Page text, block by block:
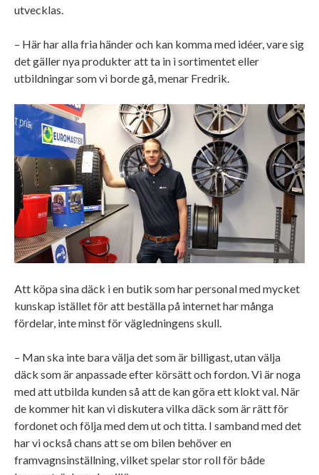
utvecklas.
– Här har alla fria händer och kan komma med idéer, vare sig
det gäller nya produkter att ta in i sortimentet eller
utbildningar som vi borde gå, menar Fredrik.
Att köpa sina däck i en butik som har personal med mycket
kunskap istället för att beställa på internet har många
fördelar, inte minst för vägledningens skull.
– Man ska inte bara välja det som är billigast, utan välja
däck som är anpassade efter körsätt och fordon. Vi är noga
med att utbilda kunden så att de kan göra ett klokt val. När
de kommer hit kan vi diskutera vilka däck som är rätt för
fordonet och följa med dem ut och titta. I samband med det
har vi också chans att se om bilen behöver en
framvagnsinställning, vilket spelar stor roll för både